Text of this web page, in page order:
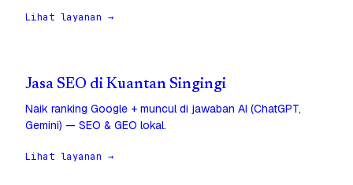
Lihat layanan →
Jasa SEO di Kuantan Singingi
Naik ranking Google + muncul di jawaban AI (ChatGPT,
Gemini) — SEO & GEO lokal.
Lihat layanan →